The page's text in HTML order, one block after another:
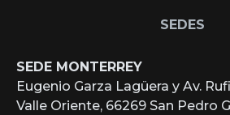
SEDES
SEDE MONTERREY
Eugenio Garza Lagüera y Av.
Valle Oriente, 66269 San Pedro